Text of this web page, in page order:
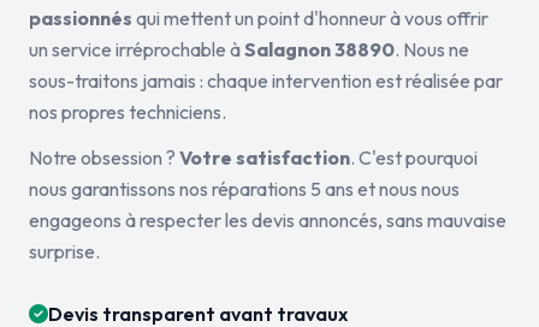
passionnés qui mettent un point d'honneur à vous offrir
un service irréprochable àSalagnon 38890. Nous ne
sous-traitons jamais : chaque intervention est réalisée par
nos propres techniciens.
Notre obsession ? Votre satisfaction. C'est pourquoi
nous garantissons nos réparations 5 ans et nous nous
engageons à respecter les devis annoncés, sans mauvaise
surprise.
Devis transparent avant travaux